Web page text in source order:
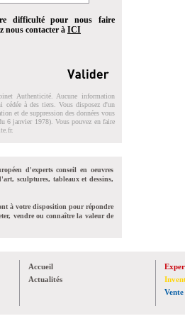
difficulté pour nous faire
nous contacter à ICI
Authenticité. Aucune information
cédée à des tiers. Vous disposez d'un
et de suppression des données vous
6 janvier 1978). Vous pouvez en faire
.
d'experts conseil en oeuvres
sculptures, tableaux et dessins,
à votre disposition pour répondre
vendre ou connaître la valeur de
Accueil
Actualités
Vente